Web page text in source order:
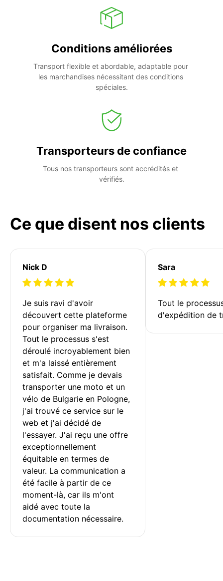
Conditions améliorées
Transport flexible et abordable, adaptable pour
les marchandises nécessitant des conditions
spéciales.
Transporteurs de confiance
Tous nos transporteurs sont accrédités et
vérifiés.
Ce que disent nos clients
Nick D
Je suis ravi d'avoir
découvert cette plateforme
pour organiser ma livraison.
Tout le processus s'est
déroulé incroyablement bien
et m'a laissé entièrement
satisfait. Comme je devais
transporter une moto et un
vélo de Bulgarie en Pologne,
j'ai trouvé ce service sur le
web et j'ai décidé de
l'essayer. J'ai reçu une offre
exceptionnellement
équitable en termes de
valeur. La communication a
été facile à partir de ce
moment-là, car ils m'ont
aidé avec toute la
documentation nécessaire.
Sara
Tout le
d'expédition de